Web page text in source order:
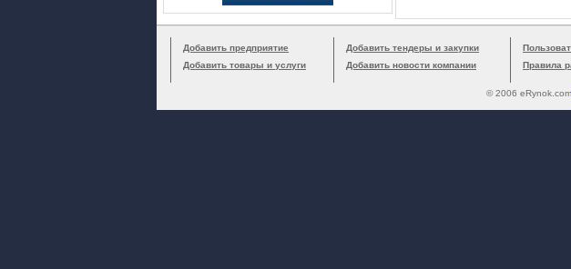
Добавить предприятие
Добавить товары и услуги
Добавить тендеры и закупки
Добавить новости компании
Правила
© 2006 eRynok.com